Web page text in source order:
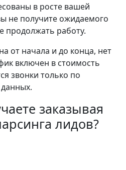
в росте вашей
не получите ожидаемого
продолжать работу.
от начала и до конца, нет
включен в стоимость
звонки только по
заказывая
лидов?